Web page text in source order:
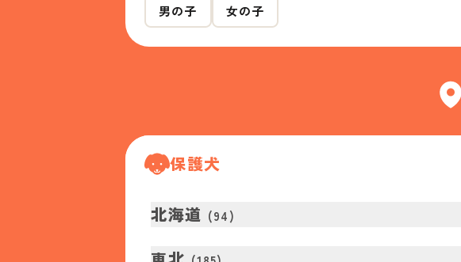
男の子 女の子
保護犬
北海道 (94)